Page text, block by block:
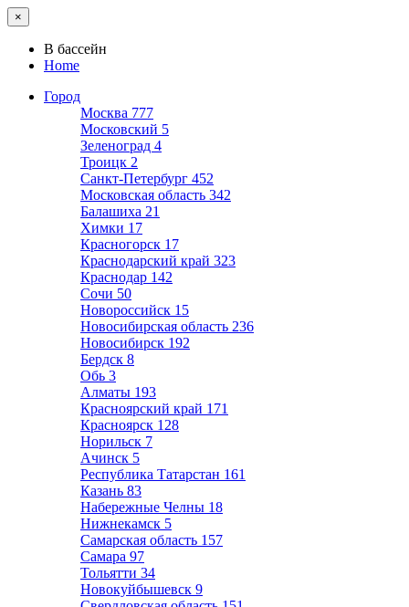
×
В бассейн
Home
Город
Москва 777
Московский 5
Зеленоград 4
Троицк 2
Санкт-Петербург 452
Московская область 342
Балашиха 21
Химки 17
Красногорск 17
Краснодарский край 323
Краснодар 142
Сочи 50
Новороссийск 15
Новосибирская область 236
Новосибирск 192
Бердск 8
Обь 3
Алматы 193
Красноярский край 171
Красноярск 128
Норильск 7
Ачинск 5
Республика Татарстан 161
Казань 83
Набережные Челны 18
Нижнекамск 5
Самарская область 157
Самара 97
Тольятти 34
Новокуйбышевск 9